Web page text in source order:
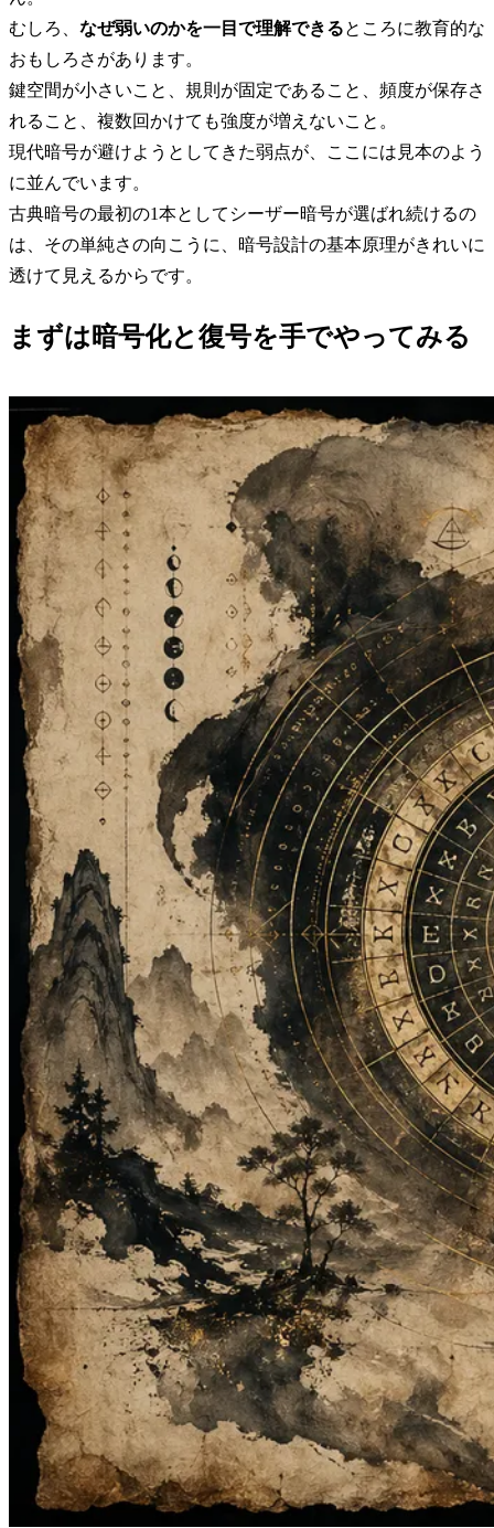
むしろ、 なぜ弱いのかを一目で理解できるところに教育的な
おもしろさがあります。
鍵空間が小さいこと、規則が固定であること、頻度が保存さ
れること、複数回かけても強度が増えないこと。
現代暗号が避けようとしてきた弱点が、ここには見本のよう
に並んでいます。
古典暗号の最初の1本としてシーザー暗号が選ばれ続けるの
は、その単純さの向こうに、暗号設計の基本原理がきれいに
透けて見えるからです。
まずは暗号化と復号を手でやってみる